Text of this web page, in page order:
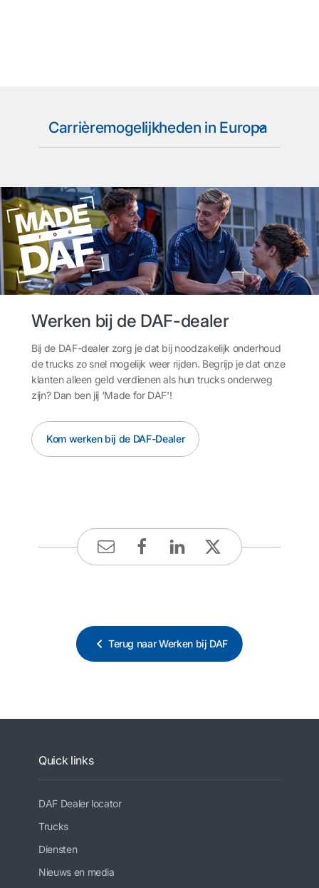
Carrièremogelijkheden in Europa
Werken bij de DAF-dealer
Bij de DAF-dealer zorg je dat bij noodzakelijk onderhoud
de trucks zo snel mogelijk weer rijden. Begrijp je dat onze
klanten alleen geld verdienen als hun trucks onderweg
zijn? Dan ben jij ‘Made for DAF'!
Kom werken bij de DAF-Dealer
Terug naar Werken bij DAF
Quick links
DAF Dealer locator
Trucks
Diensten
Nieuws en media